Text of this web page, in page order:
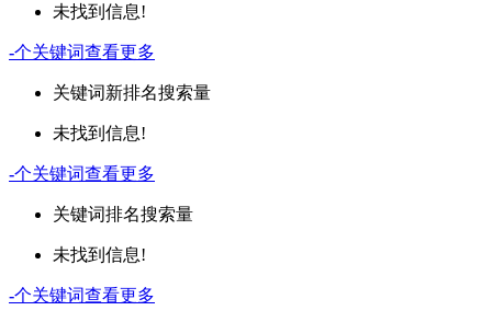
未找到信息!
-个关键词查看更多
关键词新排名搜索量
未找到信息!
-个关键词查看更多
关键词排名搜索量
未找到信息!
-个关键词查看更多